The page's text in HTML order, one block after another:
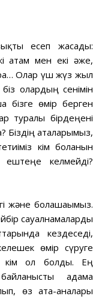
есеп жасады:
атам мен екі әже,
Олар үш жүз жыл
олардың сенімін
өмір берген
туралы бірдеңені
Біздің аталарымыз,
кім болғанын
ештеңе келмейді?
және болашағымыз.
сауалнамаларды
кездеседі,
өмір сүруге
кім ол болды. Ең
адамға
өз ата-аналары